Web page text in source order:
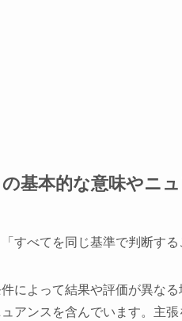
基本的な意味やニ
すべてを同じ基準で判断す
によって結果や評価が異な
アンスを含んでいます。主